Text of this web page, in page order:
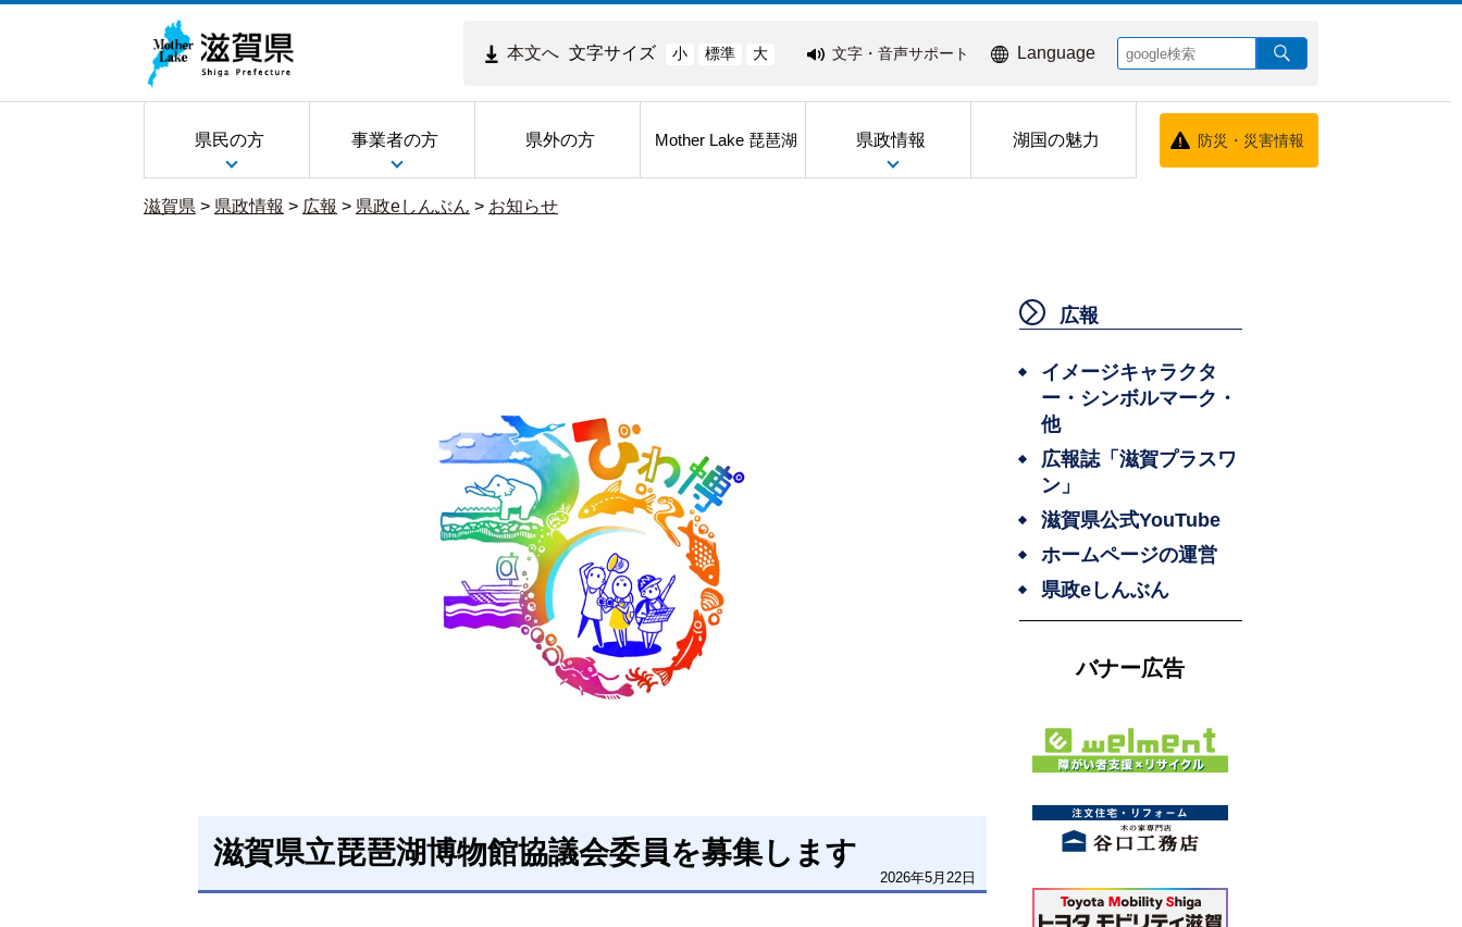
本文へ 文字サイズ 小 標準 大 文字・音声サポート Language
県民の方 事業者の方 県外の方 Mother Lake 琵琶湖 県政情報 湖国の魅力 防災・災害情報
滋賀県 > 県政情報 > 広報 > 県政eしんぶん > お知らせ
滋賀県立琵琶湖博物館協議会委員を募集します
2026年5月22日
広報
イメージキャラクタ
ー・シンボルマーク・
他
広報誌「滋賀プラスワ
ン」
滋賀県公式YouTube
ホームページの運営
県政eしんぶん
バナー広告